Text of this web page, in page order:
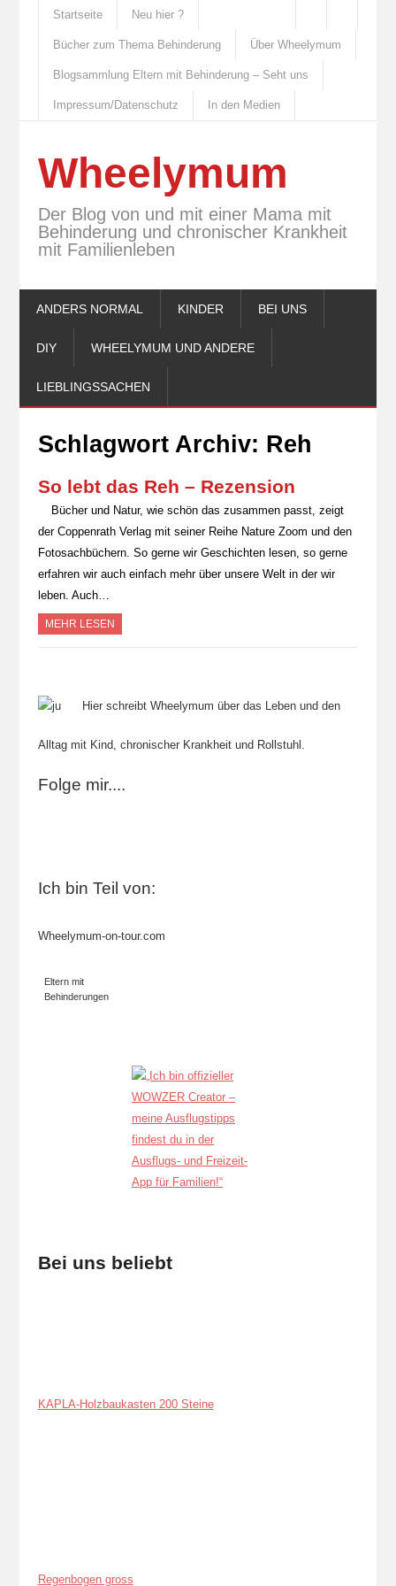
Startseite Neu hier ?
Bücher zum Thema Behinderung Über Wheelymum
Blogsammlung Eltern mit Behinderung – Seht uns
Impressum/Datenschutz In den Medien
Wheelymum
Der Blog von und mit einer Mama mit
Behinderung und chronischer Krankheit
mit Familienleben
ANDERS NORMAL KINDER BEI UNS
DIY WHEELYMUM UND ANDERE
LIEBLINGSSACHEN
Schlagwort Archiv: Reh
So lebt das Reh – Rezension
Bücher und Natur, wie schön das zusammen passt, zeigt
der Coppenrath Verlag mit seiner Reihe Nature Zoom und den
Fotosachbüchern. So gerne wir Geschichten lesen, so gerne
erfahren wir auch einfach mehr über unsere Welt in der wir
leben. Auch…
MEHR LESEN
Hier schreibt Wheelymum über das Leben und den
Alltag mit Kind, chronischer Krankheit und Rollstuhl.
Folge mir....
Ich bin Teil von:
Wheelymum-on-tour.com
Eltern mit
Behinderungen
Bei uns beliebt
KAPLA-Holzbaukasten 200 Steine
Regenbogen gross